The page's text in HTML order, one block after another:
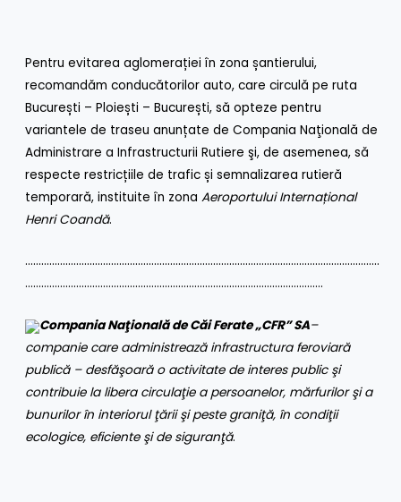
Pentru evitarea aglomerației în zona șantierului,
recomandăm conducătorilor auto, care circulă pe ruta
București – Ploiești – București, să opteze pentru
variantele de traseu anunțate de Compania Naţională de
Administrare a Infrastructurii Rutiere şi, de asemenea, să
respecte restricțiile de trafic și semnalizarea rutieră
temporară, instituite în zonaAeroportului Internațional
Henri Coandă.
……………………………………………………………………………………………………………………
…………………………………………………………………………………………………
Compania Naţională de Căi Ferate „CFR” SA–
companie care administrează infrastructura feroviară
publică – desfăşoară o activitate de interes public şi
contribuie la libera circulaţie a persoanelor, mărfurilor şi a
bunurilor în interiorul ţării şi peste graniţă, în condiţii
ecologice, eficiente şi de siguranţă.